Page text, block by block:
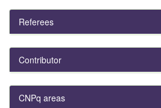
Referees
Contributor
CNPq areas